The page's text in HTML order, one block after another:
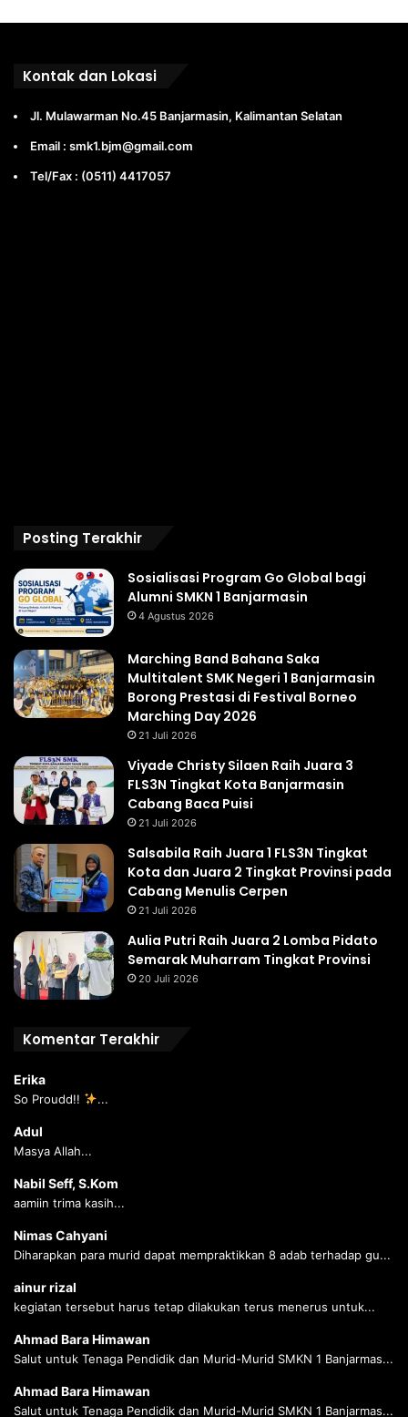
Kontak dan Lokasi
Jl. Mulawarman No.45 Banjarmasin, Kalimantan Selatan
Email : smk1.bjm@gmail.com
Tel/Fax : (0511) 4417057
Posting Terakhir
Sosialisasi Program Go Global bagi
Alumni SMKN 1 Banjarmasin
4 Agustus 2026
Marching Band Bahana Saka
Multitalent SMK Negeri 1 Banjarmasin
Borong Prestasi di Festival Borneo
Marching Day 2026
21 Juli 2026
Viyade Christy Silaen Raih Juara 3
FLS3N Tingkat Kota Banjarmasin
Cabang Baca Puisi
21 Juli 2026
Salsabila Raih Juara 1 FLS3N Tingkat
Kota dan Juara 2 Tingkat Provinsi pada
Cabang Menulis Cerpen
21 Juli 2026
Aulia Putri Raih Juara 2 Lomba Pidato
Semarak Muharram Tingkat Provinsi
20 Juli 2026
Komentar Terakhir
Erika
So Proudd!! ...
Adul
Masya Allah...
Nabil Seff, S.Kom
aamiin trima kasih...
Nimas Cahyani
Diharapkan para murid dapat mempraktikkan 8 adab terhadap gu...
ainur rizal
kegiatan tersebut harus tetap dilakukan terus menerus untuk...
Ahmad Bara Himawan
Salut untuk Tenaga Pendidik dan Murid-Murid SMKN 1 Banjarmas...
Ahmad Bara Himawan
Salut untuk Tenaga Pendidik dan Murid-Murid SMKN 1 Banjarmas...